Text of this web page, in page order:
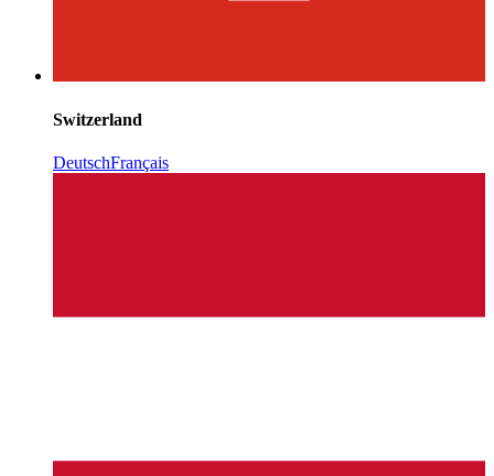
Switzerland
DeutschFrançais